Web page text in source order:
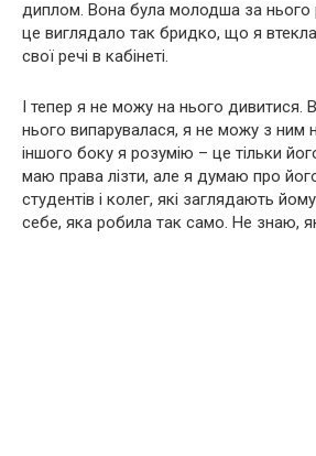
диплом. Вона була молодша за нього
це виглядало так бридко, що я
свої речі в кабінеті.
І тепер я не можу на нього дивитися.
нього випарувалася, я не можу з ним
іншого боку я розумію – це тільки
маю права лізти, але я думаю про
студентів і колег, які заглядають
себе, яка робила так само. Не знаю,